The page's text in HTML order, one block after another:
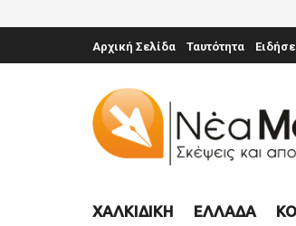
Αρχική Σελίδα Ταυτότητα
ΧΑΛΚΙΔΙΚΉ ΕΛΛΆΔΑ